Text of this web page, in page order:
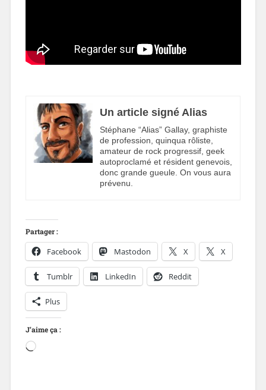
Un article signé Alias
Stéphane “Alias” Gallay, graphiste
de profession, quinqua rôliste,
amateur de rock progressif, geek
autoproclamé et résident genevois,
donc grande gueule. On vous aura
prévenu.
Partager :
Facebook Mastodon X X
Tumblr LinkedIn Reddit
Plus
J’aime ça :